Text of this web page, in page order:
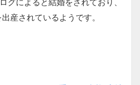
産されているようです。